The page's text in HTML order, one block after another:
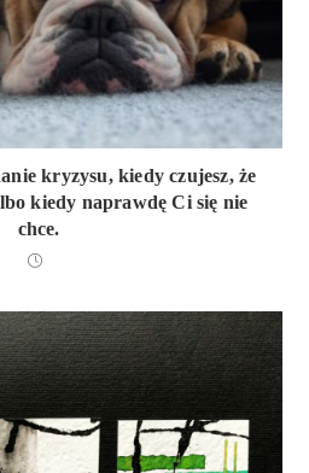
kryzysu, kiedy czujesz, że
kiedy naprawdę Ci się nie
chce.